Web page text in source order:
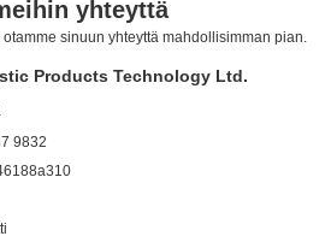
yhteyttä
sinuun yhteyttä mahdollisimman pian.
Products Technology Ltd.
9832